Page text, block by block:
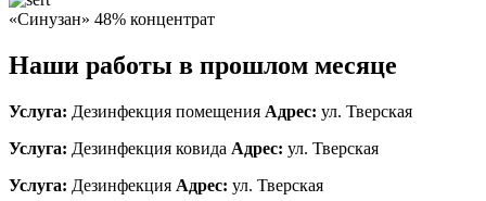
«Синузан» 48% концентрат
Наши работы в прошлом месяце
Услуга: Дезинфекция помещения Адрес: ул. Тверская
Услуга: Дезинфекция ковида Адрес: ул. Тверская
Услуга: Дезинфекция Адрес: ул. Тверская